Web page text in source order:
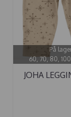
På
60, 70, 80,
JOHA